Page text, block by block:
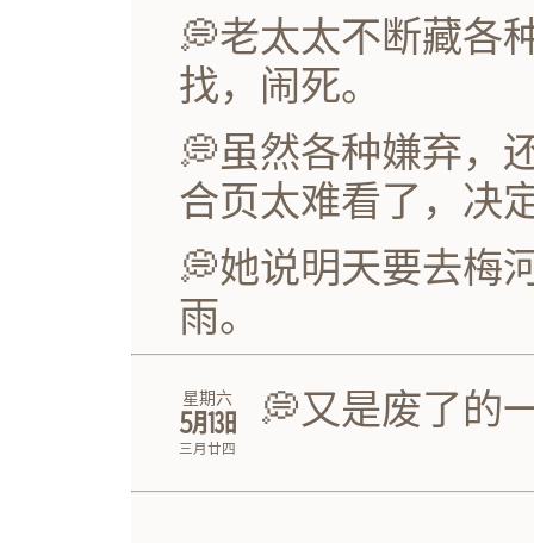
💭老太太不断藏各
找，闹死。
💭虽然各种嫌弃，
合页太难看了，决
💭她说明天要去梅
雨。
星期六
㋄㏬
三月廿四
💭又是废了的